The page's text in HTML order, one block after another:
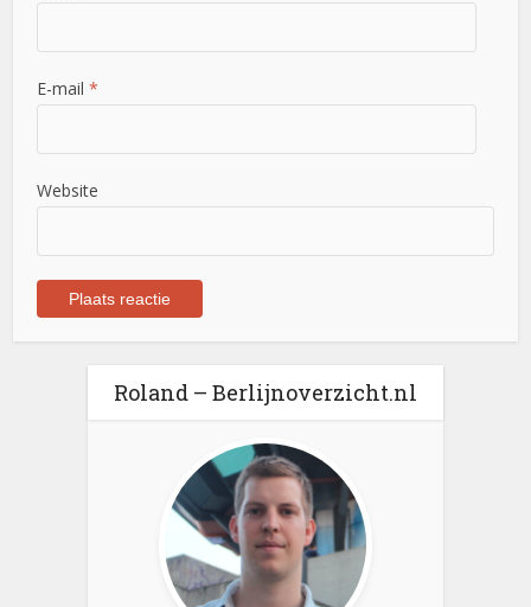
E-mail*
Website
Roland – Berlijnoverzicht.nl